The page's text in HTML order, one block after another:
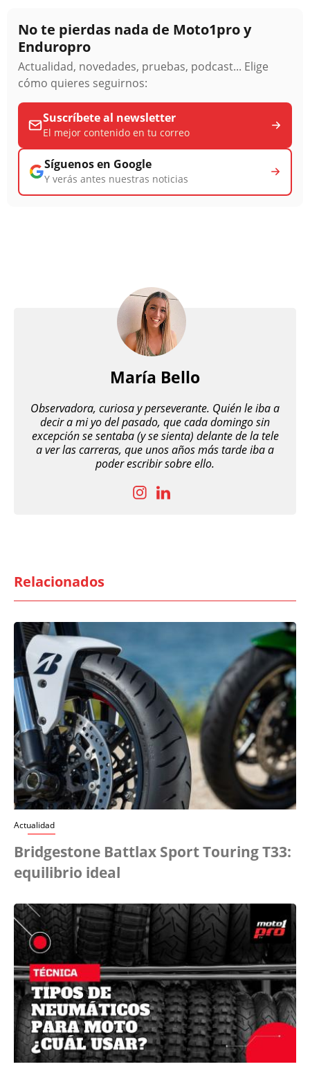
No te pierdas nada de Moto1pro y
Enduropro
Actualidad, novedades, pruebas, podcast... Elige
cómo quieres seguirnos:
Suscríbete al newsletter
El mejor contenido en tu correo
Síguenos en Google
Y verás antes nuestras noticias
María Bello
Observadora, curiosa y perseverante. Quién le iba a
decir a mi yo del pasado, que cada domingo sin
excepción se sentaba (y se sienta) delante de la tele
a ver las carreras, que unos años más tarde iba a
poder escribir sobre ello.
Relacionados
Actualidad
Bridgestone Battlax Sport Touring T33:
equilibrio ideal